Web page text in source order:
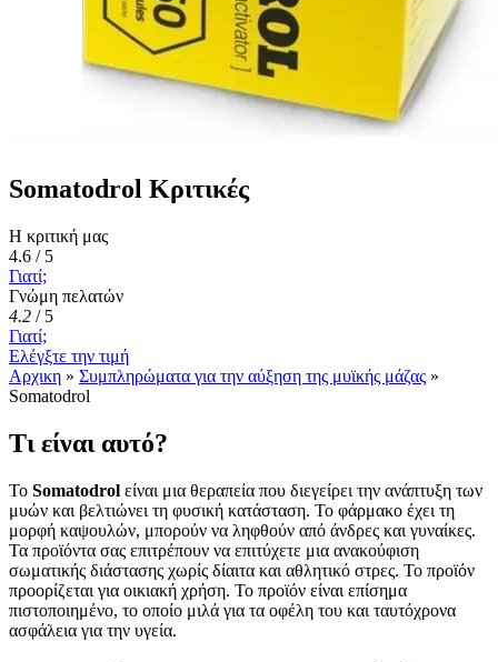
Somatodrol Κριτικές
Η κριτική μας
4.6 / 5
Γιατί;
Γνώμη πελατών
4.2 / 5
Γιατί;
Ελέγξτε την τιμή
Αρχικη » Συμπληρώματα για την αύξηση της μυϊκής μάζας »
Somatodrol
Τι είναι αυτό?
Το Somatodrol είναι μια θεραπεία που διεγείρει την ανάπτυξη των
μυών και βελτιώνει τη φυσική κατάσταση. Το φάρμακο έχει τη
μορφή καψουλών, μπορούν να ληφθούν από άνδρες και γυναίκες.
Τα προϊόντα σας επιτρέπουν να επιτύχετε μια ανακούφιση
σωματικής διάστασης χωρίς δίαιτα και αθλητικό στρες. Το προϊόν
προορίζεται για οικιακή χρήση. Το προϊόν είναι επίσημα
πιστοποιημένο, το οποίο μιλά για τα οφέλη του και ταυτόχρονα
ασφάλεια για την υγεία.